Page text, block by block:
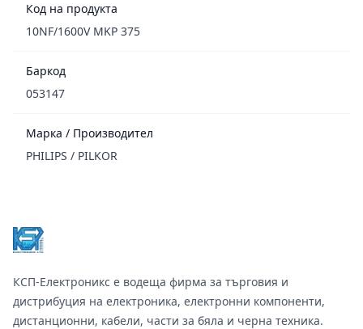
Код на продукта
10NF/1600V MKP 375
Баркод
053147
Марка / Производител
PHILIPS / PILKOR
КСП-Електроникс е водеща фирма за търговия и
дистрибуция на електроника, електронни компоненти,
дистанционни, кабели, части за бяла и черна техника.